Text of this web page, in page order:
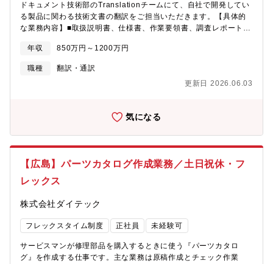
姿や業務課題を深く理解することに重きを置き、顧客に寄り添う
サービスを提案・提供しています。
ドキュメント技術部のTranslationチームにて、自社で開発してい
る製品に関わる技術文書の翻訳をご担当いただきます。【具体的
な業務内容】■取扱説明書、仕様書、作業要領書、調査レポート、
管理、サプライヤ対応【募集背景】 増員※ご経験やスキルに応
じて、事務職での採用も検討いたします。【業務の魅力】・エン
ジニアと協働しながら情報を発信し、翻訳を通し海外拠点やお客
様との橋渡しを担う仕事です。・製品開発に関わる翻訳を数多く
(PIM)に関わる業務全般】・改善案アイデア出し・推進・実施・毎
活動(MBO)に関わる業務全般】・担当テーマについて達成状況の
進※目標管理活動とは企業活動の質を？めていくために、いくつ
かの目標を設定し全社で1年をかけて取り組む活動。全社と部署毎
原則出社■フレックス■想定残業時間 50h/月(全社平均)【中途社
収：639万円・内定時の平均提示年収：1,519万円
年収 850万円～1200万円
職種
翻訳・通訳
更新日 2026.06.03
気になる
【広島】パーツカタログ作成業務／土日祝休・フ
レックス
株式会社ダイテック
フレックスタイム制度 正社員 未経験可
サービスマンが修理部品を購入するときに使う『パーツカタロ
グ』を作成する仕事です。主な業務は原稿作成とチェック作業